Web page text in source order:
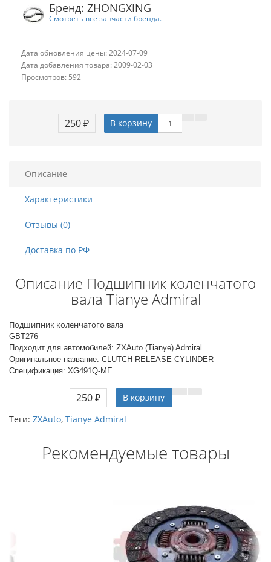
Бренд: ZHONGXING
Смотреть все запчасти бренда.
Дата обновления цены: 2024-07-09
Дата добавления товара: 2009-02-03
Просмотров: 592
250 ₽ В корзину
Описание
Характеристики
Отзывы (0)
Доставка по РФ
Описание Подшипник коленчатого
вала Tianye Admiral
Подшипник коленчатого вала
GBT276
Подходит для автомобилей: ZXAuto (Tianye) Admiral
Оригинальное название: CLUTCH RELEASE CYLINDER
Спецификация: XG491Q-ME
250 ₽
В корзину
Теги: ZXAuto, Tianye Admiral
Рекомендуемые товары